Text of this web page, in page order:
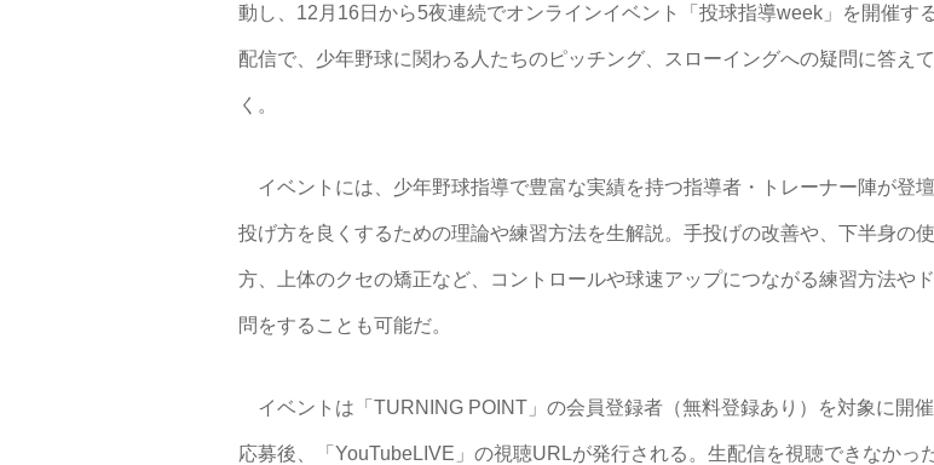
動し、12月16日から5夜連続でオンラインイベント「投球指導week」を開催す
配信で、少年野球に関わる人たちのピッチング、スローイングへの疑問に答え
く。
イベントには、少年野球指導で豊富な実績を持つ指導者・トレーナー陣が登壇
投げ方を良くするための理論や練習方法を生解説。手投げの改善や、下半身の
方、上体のクセの矯正など、コントロールや球速アップにつながる練習方法や
問をすることも可能だ。
イベントは「TURNING POINT」の会員登録者（無料登録あり）を対象に開
応募後、「YouTubeLIVE」の視聴URLが発行される。生配信を視聴できなか